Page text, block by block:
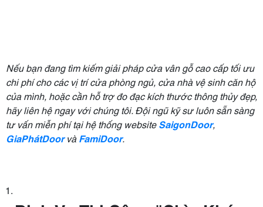
Nếu bạn đang tìm kiếm giải pháp cửa vân gỗ cao cấp tối ưu
chi phí cho các vị trí cửa phòng ngủ, cửa nhà vệ sinh căn hộ
của mình, hoặc cần hỗ trợ đo đạc kích thước thông thủy đẹp,
hãy liên hệ ngay với chúng tôi. Đội ngũ kỹ sư luôn sẵn sàng
tư vấn miễn phí tại hệ thống websiteSaigonDoor,
GiaPhátDoorvàFamiDoor.